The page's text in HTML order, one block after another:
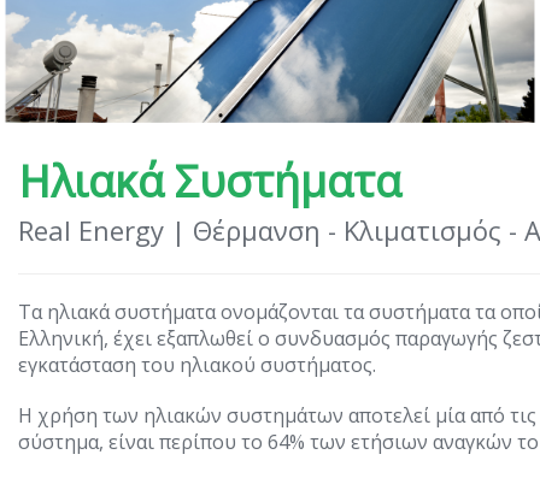
Ηλιακά Συστήματα
Real Energy | Θέρμανση - Κλιματισμός -
Τα ηλιακά συστήματα ονομάζονται τα συστήματα τα
Ελληνική, έχει εξαπλωθεί ο συνδυασμός παραγωγής
εγκατάσταση του ηλιακού συστήματος.
Η χρήση των ηλιακών συστημάτων αποτελεί μία από
σύστημα, είναι περίπου το 64% των ετήσιων αναγκών